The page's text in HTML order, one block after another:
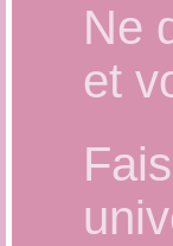
Ne
et